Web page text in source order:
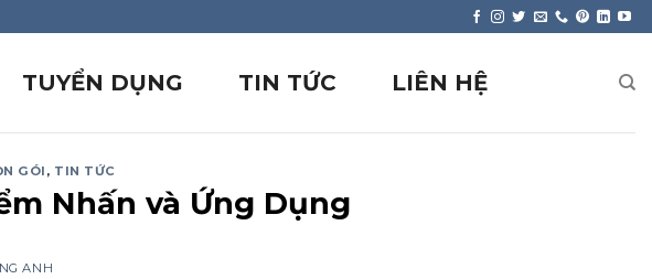
TUYỂN DỤNG TIN TỨC LIÊN HỆ
GÓI , TIN TỨC
Nhấn và Ứng Dụng
ANH